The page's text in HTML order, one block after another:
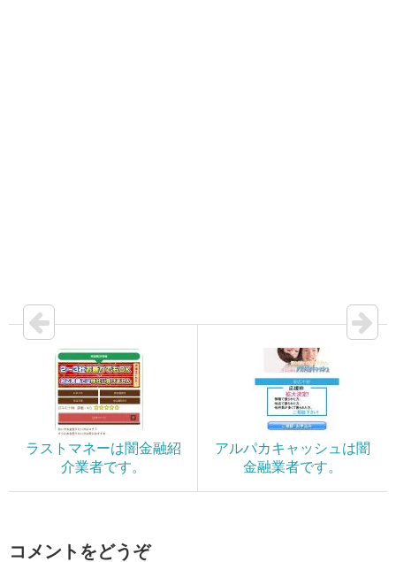
ラストマネーは闇金融紹
介業者です。
アルパカキャッシュは闇
金融業者です。
コメントをどうぞ